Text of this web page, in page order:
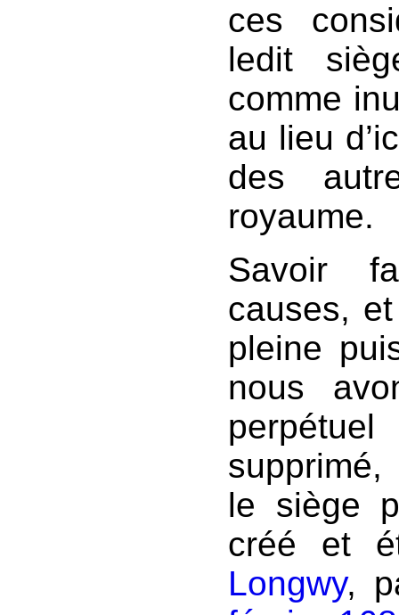
ces
ledit
comme
au lieu
des
royaume.
Savoir
causes,
pleine
nous
le siège
créé et
Longwy,